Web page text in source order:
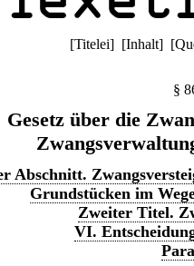
[Titelei] [Inhalt] [
§
Gesetz über die
Abschnitt.
Grundstücken im
Zweiter Titel.
VI.